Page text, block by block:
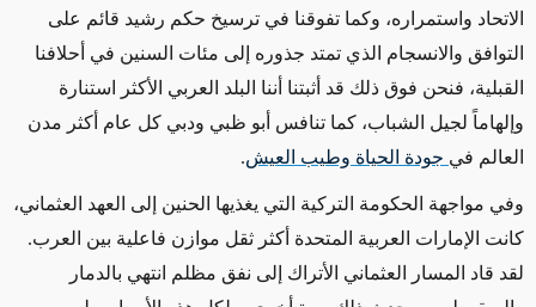
الاتحاد واستمراره، وكما تفوقنا في ترسيخ حكم رشيد قائم على
التوافق والانسجام الذي تمتد جذوره إلى مئات السنين في أحلافنا
القبلية، فنحن فوق ذلك قد أثبتنا أننا البلد العربي الأكثر استنارة
وإلهاماً لجيل الشباب، كما تنافس أبو ظبي ودبي كل عام أكثر مدن
العالم في جودة الحياة وطيب العيش.
وفي مواجهة الحكومة التركية التي يغذيها الحنين إلى العهد العثماني،
كانت الإمارات العربية المتحدة أكثر ثقل موازن فاعلية بين العرب.
لقد قاد المسار العثماني الأتراك إلى نفق مظلم انتهي بالدمار